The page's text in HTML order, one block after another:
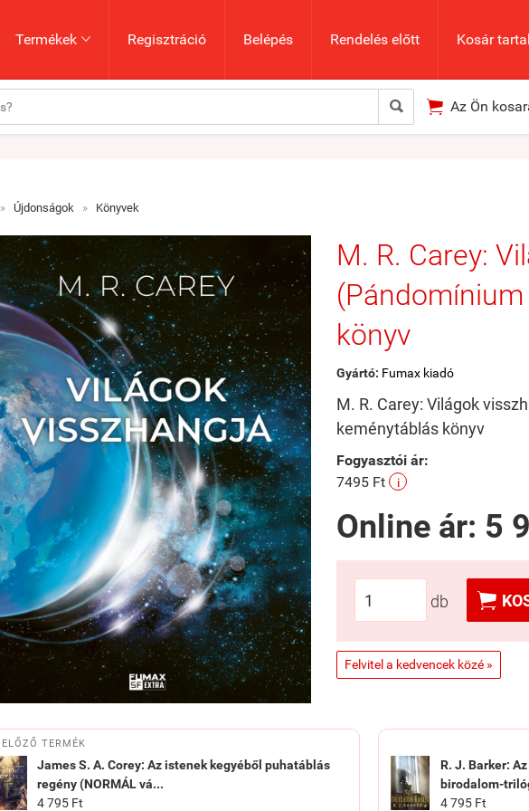
Termékek  Regisztráció Belépés Rendelés előtt Kosár
  Az Ön
» Újdonságok » Könyvek
M. R. Carey:
könyv
Gyártó: Fumax kiadó
M. R. Carey: Világok
keménytáblás könyv
Fogyasztói ár:
7495 Ft
i
Online ár: 5
db 
Felvitel a kedvencek közé »
ELŐZŐ TERMÉK
James S. A. Corey: Az istenek kegyéből puhatáblás
regény (NORMÁL vá...
4 795 Ft
R. J. Barker:
birodalom-
4 795 Ft